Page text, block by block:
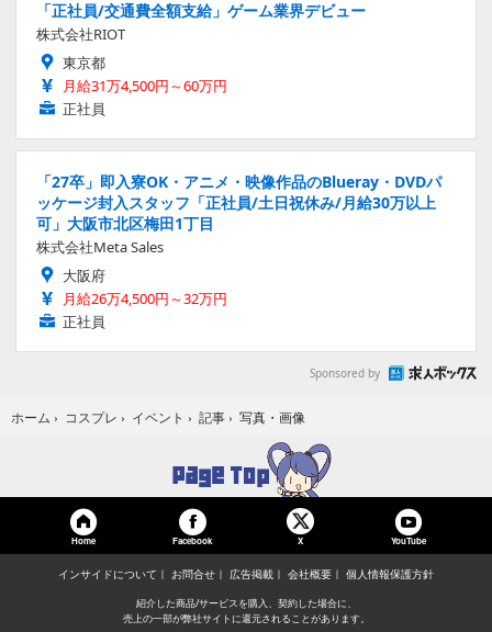
「正社員/交通費全額支給」ゲーム業界デビュー
株式会社RIOT
東京都
月給31万4,500円～60万円
正社員
「27卒」即入寮OK・アニメ・映像作品のBlueray・DVDパ
ッケージ封入スタッフ「正社員/土日祝休み/月給30万以上
可」大阪市北区梅田1丁目
株式会社Meta Sales
大阪府
月給26万4,500円～32万円
正社員
Sponsored by
ホーム › コスプレ › イベント › 記事 › 写真・画像
Home Facebook X YouTube
インサイドについて お問合せ 広告掲載 会社概要 個人情報保護方針
紹介した商品/サービスを購入、契約した場合に、
売上の一部が弊社サイトに還元されることがあります。